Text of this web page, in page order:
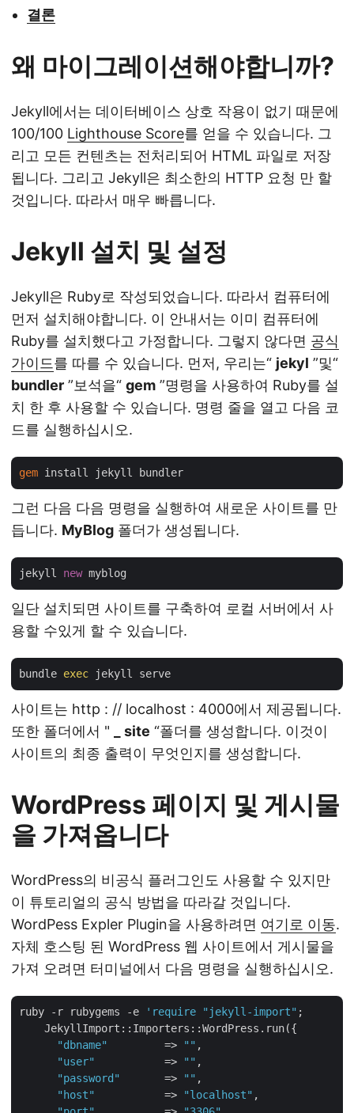
결론
왜 마이그레이션해야합니까?
Jekyll에서는 데이터베이스 상호 작용이 없기 때문에
100/100 Lighthouse Score를 얻을 수 있습니다. 그
리고 모든 컨텐츠는 전처리되어 HTML 파일로 저장
됩니다. 그리고 Jekyll은 최소한의 HTTP 요청 만 할
것입니다. 따라서 매우 빠릅니다.
Jekyll 설치 및 설정
Jekyll은 Ruby로 작성되었습니다. 따라서 컴퓨터에
먼저 설치해야합니다. 이 안내서는 이미 컴퓨터에
Ruby를 설치했다고 가정합니다. 그렇지 않다면 공식
가이드를 따를 수 있습니다. 먼저, 우리는“ jekyl ”및“
bundler ”보석을“ gem ”명령을 사용하여 Ruby를 설
치 한 후 사용할 수 있습니다. 명령 줄을 열고 다음 코
드를 실행하십시오.
gem
그런 다음 다음 명령을 실행하여 새로운 사이트를 만
듭니다. MyBlog 폴더가 생성됩니다.
jekyll new
일단 설치되면 사이트를 구축하여 로컬 서버에서 사
용할 수있게 할 수 있습니다.
bundle exec
사이트는 http : // localhost : 4000에서 제공됩니다.
또한 폴더에서 "
_ site “폴더를 생성합니다. 이것이
사이트의 최종 출력이 무엇인지를 생성합니다.
WordPress 페이지 및 게시물
을 가져옵니다
WordPress의 비공식 플러그인도 사용할 수 있지만
이 튜토리얼의 공식 방법을 따라갈 것입니다.
WordPess Expler Plugin을 사용하려면 여기로 이동.
자체 호스팅 된 WordPress 웹 사이트에서 게시물을
가져 오려면 터미널에서 다음 명령을 실행하십시오.
ruby -r rubygems -e 'require "jekyll-import" ;
    JekyllImport::Importers::WordPress.run({
"dbname"
         =>
"" ,
"user"
           =>
"" ,
"password"
       =>
"" ,
"host"
           =>
"localhost" ,